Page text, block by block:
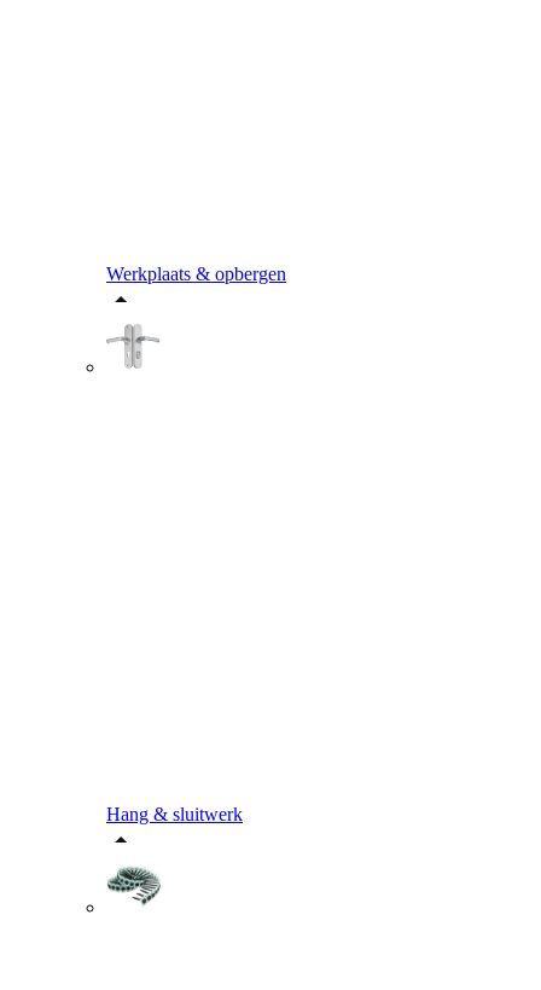
Werkplaats & opbergen
Hang & sluitwerk